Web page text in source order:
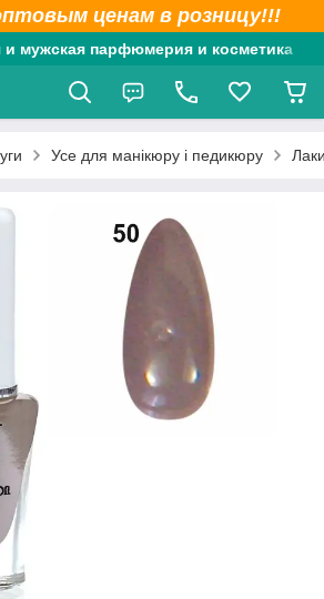
ценам в розницу!!!
и мужская парфюмерия и косметика
Усе для манікюру і педикюру